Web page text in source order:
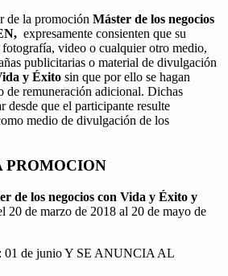
de la promoción Máster de los negocios
expresamente consienten que su
fotografía, video o cualquier otro medio,
publicitarias o material de divulgación
y Éxito sin que por ello se hagan
de remuneración adicional. Dichas
desde que el participante resulte
medio de divulgación de los
PROMOCION
de los negocios con Vida y Éxito y
20 de marzo de 2018 al 20 de mayo de
de junio Y SE ANUNCIA AL